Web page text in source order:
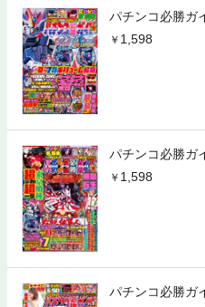
パチンコ必勝ガ
1,598
パチンコ必勝ガ
1,598
パチンコ必勝ガ